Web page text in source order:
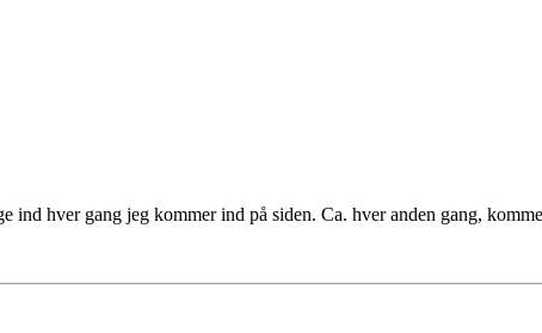
hver gang jeg kommer ind på siden. Ca. hver anden gang,